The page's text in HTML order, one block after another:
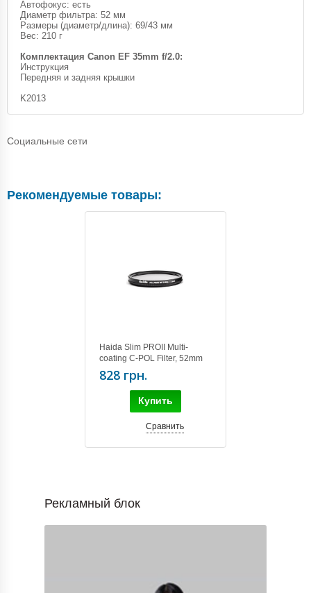
Автофокус: есть
Диаметр фильтра: 52 мм
Размеры (диаметр/длина): 69/43 мм
Вес: 210 г
Комплектация Canon EF 35mm f/2.0:
Инструкция
Передняя и задняя крышки
K2013
Социальные сети
Рекомендуемые товары:
Haida Slim PROII Multi-
coating C-POL Filter, 52mm
828 грн.
Купить
Сравнить
Рекламный блок